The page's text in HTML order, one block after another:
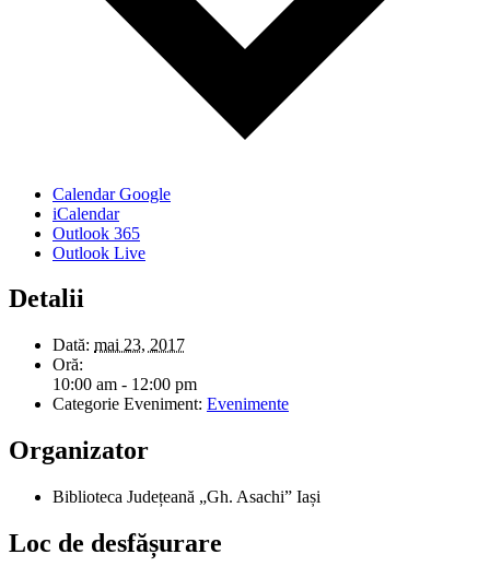
Calendar Google
iCalendar
Outlook 365
Outlook Live
Detalii
Dată: mai 23, 2017
Oră:
10:00 am - 12:00 pm
Categorie Eveniment: Evenimente
Organizator
Biblioteca Județeană „Gh. Asachi” Iași
Loc de desfășurare